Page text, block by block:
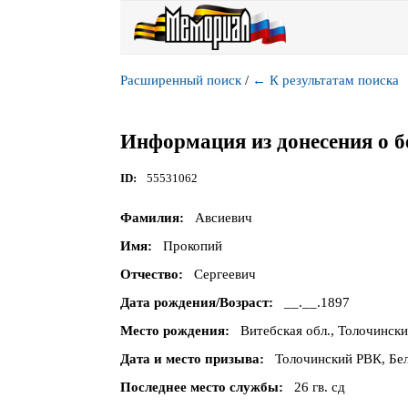
Расширенный поиск / ← К результатам поиска
Информация из донесения о
ID 55531062
Фамилия
Авсиевич
Имя
Прокопий
Отчество
Сергеевич
Дата рождения/Возраст
__.__.1897
Место рождения
Витебская обл.,
Дата и место призыва
Толочинский РВК,
Последнее место службы
26 гв. сд